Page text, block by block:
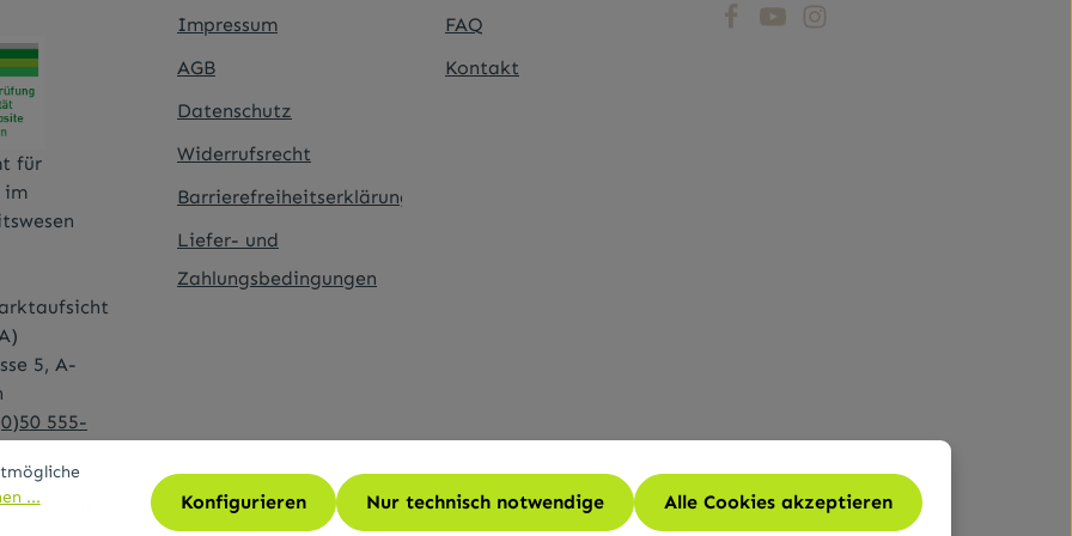
für
im
5, A-
555-
Impressum
AGB
Datenschutz
Widerrufsrecht
Barrierefreiheitserklärung
Liefer- und
Zahlungsbedingungen
FAQ
Kontakt
...
Nur technisch notwendige
Konfigurieren Alle Cookies akzeptieren